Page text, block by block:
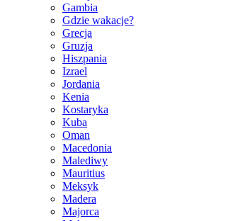
Gambia
Gdzie wakacje?
Grecja
Gruzja
Hiszpania
Izrael
Jordania
Kenia
Kostaryka
Kuba
Oman
Macedonia
Malediwy
Mauritius
Meksyk
Madera
Majorca